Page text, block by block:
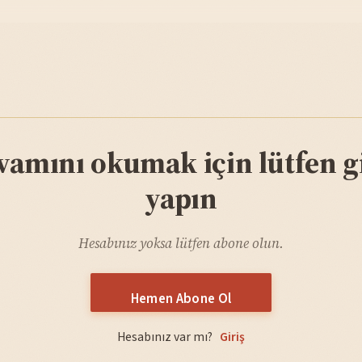
okumak için lütfen
yapın
Hesabınız yoksa lütfen abone olun.
Hemen Abone Ol
Hesabınız var mı? Giriş